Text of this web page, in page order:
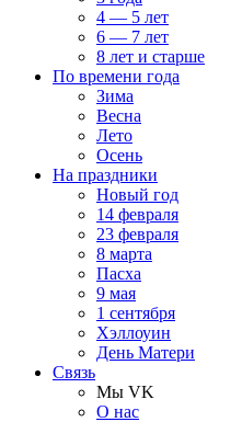
4 — 5 лет
6 — 7 лет
8 лет и старше
По времени года
Зима
Весна
Лето
Осень
На праздники
Новый год
14 февраля
23 февраля
8 марта
Пасха
9 мая
1 сентября
Хэллоуин
День Матери
Связь
Мы VK
О нас